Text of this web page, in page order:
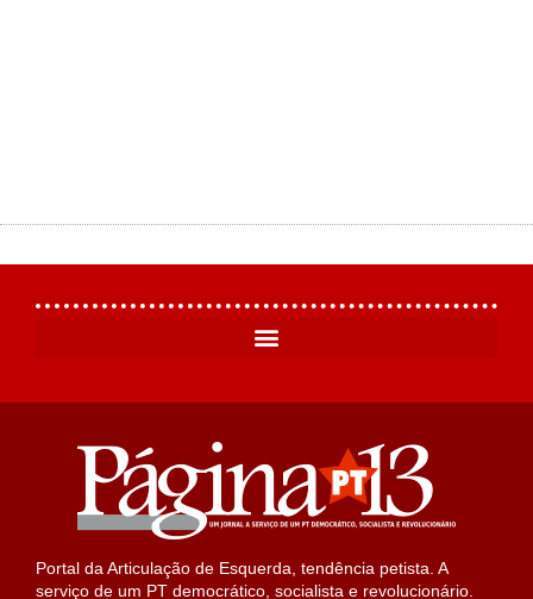
Portal da Articulação de Esquerda, tendência petista. A
serviço de um PT democrático, socialista e revolucionário.